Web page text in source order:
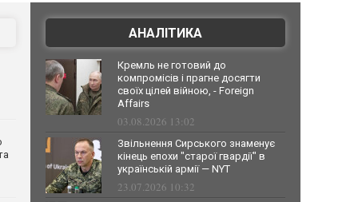
АНАЛІТИКА
Кремль не готовий до
компромісів і прагне досягти
своїх цілей війною, - Foreign
Affairs
03.08.2026 13:02
Звільнення Сирського знаменує
кінець епохи "старої гвардії" в
українській армії — NYT
23.07.2026 10:32